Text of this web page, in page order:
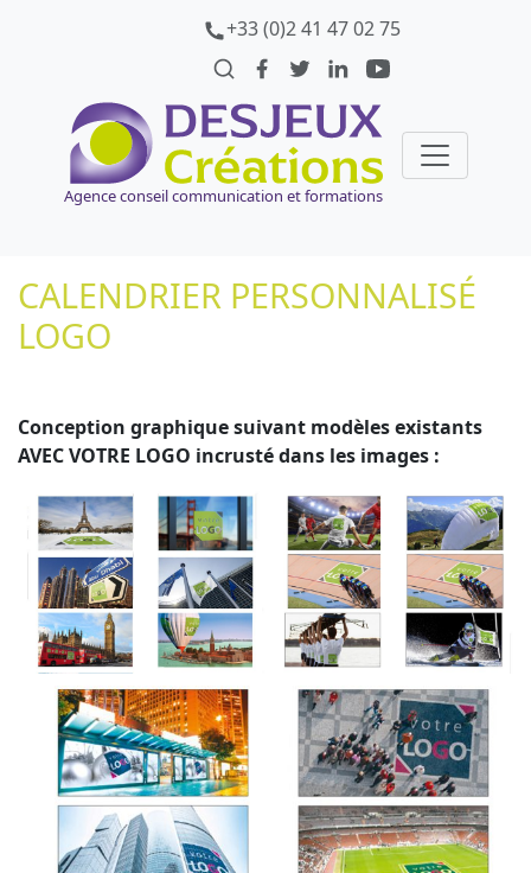
+33 (0)2 41 47 02 75
Agence conseil communication et formations
CALENDRIER PERSONNALISÉ
LOGO
Conception graphique suivant modèles existants
AVEC VOTRE LOGO incrusté dans les images :